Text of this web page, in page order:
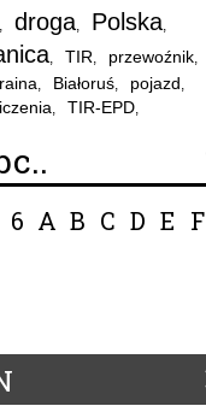
, droga, Polska,
, TIR, przewoźnik,
, Białoruś, pojazd,
, TIR-EPD,
6 A B C D E F